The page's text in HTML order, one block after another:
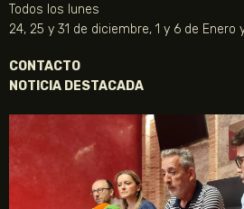
Todos los lunes
24, 25 y 31 de diciembre, 1 y 6 de Enero
CONTACTO
NOTICIA DESTACADA